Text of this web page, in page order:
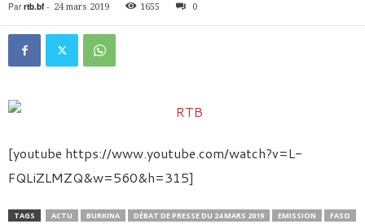
Par rtb.bf- 24 mars 2019 1655 0
[youtube https://www.youtube.com/watch?v=L-
FQLiZLMZQ&w=560&h=315]
TAGS ACTU BURKINA DÉBAT DE PRESSE DU 24 MARS 2019 EMISSION
FASO